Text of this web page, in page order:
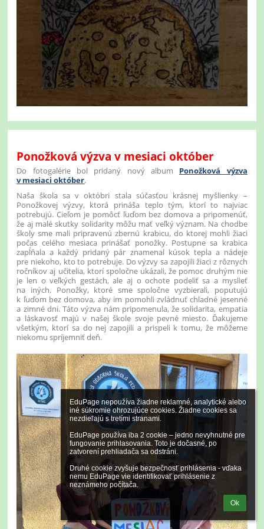
EduPage nepoužíva žiadne reklamné, analytické alebo
iné súkromie ohrozujúce cookies. Žiadne cookies sa
nezdieľajú s tretími stranami.
EduPage používa iba 2 cookie – jedno nevyhnutné pre
fungovanie prihlasovania. Toto je dočasné, po
zatvorení prehliadača sa odstráni.
Druhé cookie zvyšuje bezpečnosť prihlásenia - vďaka
nemu EduPage vie identifikovať prihlásenie z
neznámeho počítača.
Ok
Ponožková výzva v mesiaci október
Do fotogalérie bol pridaný nový album Ponožková výzva
v mesiaci október.
Naša škola sa v októbri stala súčasťou krásnej myšlienky –
Ponožkovej výzvy, ktorá prináša teplo tým, ktorí to najviac
potrebujú. Cieľom je pomôcť ľuďom bez domova a pripomenúť,
že aj malé skutky solidarity môžu mať veľký význam. Na chodbe
školy sme mali pripravenú zbernú krabicu, do ktorej mohli žiaci
počas celého mesiaca prinášať ponožky. Postupne sa krabica
zapĺňala a každý pridaný pár znamenal kúsok tepla a nádeje
pre niekoho, kto to potrebuje. Do výzvy sa zapojili žiaci z rôznych
ročníkov aj učitelia, ktorí spoločne ukázali, že pomoc druhým nie
je len o veľkých gestách, ale aj o ochote podeliť sa a myslieť
na iných. Ponožky, ktoré sme spoločne vyzbierali, poputujú
k ľuďom bez domova, aby im pomohli zvládnuť chladné jesenné
a zimné dni. Táto výzva nám pripomenula, že solidarita, empatia
a láskavosť majú v našej škole svoje pevné miesto. Ďakujeme
všetkým, ktorí sa do nej zapojili a prispeli k tomu, že môžeme
niekomu spríjemniť deň.